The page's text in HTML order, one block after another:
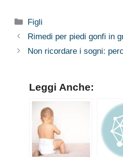
non sbagliare
Categorie
Figli
Rimedi per piedi gonfi in
Non ricordare i sogni:
Leggi Anche: